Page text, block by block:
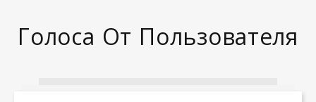
Голоса От Пользователя